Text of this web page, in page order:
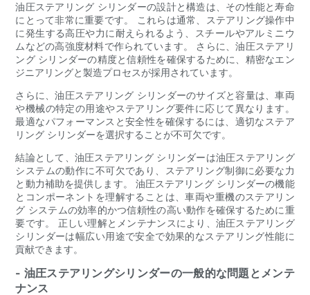
油圧ステアリング シリンダーの設計と構造は、その性能と寿命
にとって非常に重要です。 これらは通常、ステアリング操作中
に発生する高圧や力に耐えられるよう、スチールやアルミニウ
ムなどの高強度材料で作られています。 さらに、油圧ステアリ
ング シリンダーの精度と信頼性を確保するために、精密なエン
ジニアリングと製造プロセスが採用されています。
さらに、油圧ステアリング シリンダーのサイズと容量は、車両
や機械の特定の用途やステアリング要件に応じて異なります。
最適なパフォーマンスと安全性を確保するには、適切なステア
リング シリンダーを選択することが不可欠です。
結論として、油圧ステアリング シリンダーは油圧ステアリング
システムの動作に不可欠であり、ステアリング制御に必要な力
と動力補助を提供します。 油圧ステアリング シリンダーの機能
とコンポーネントを理解することは、車両や重機のステアリン
グ システムの効率的かつ信頼性の高い動作を確保するために重
要です。 正しい理解とメンテナンスにより、油圧ステアリング
シリンダーは幅広い用途で安全で効果的なステアリング性能に
貢献できます。
- 油圧ステアリングシリンダーの一般的な問題とメンテ
ナンス